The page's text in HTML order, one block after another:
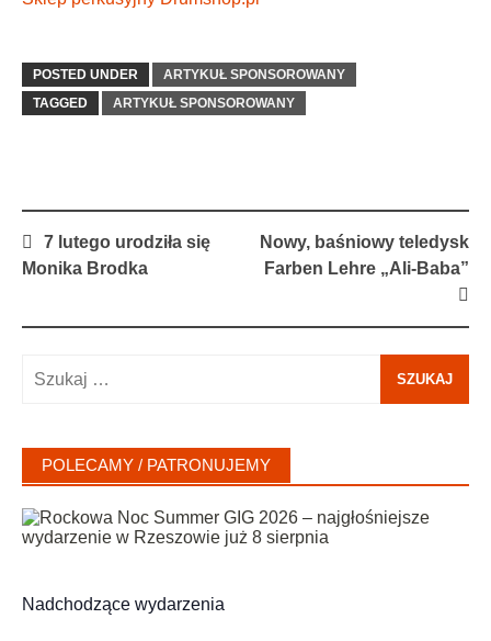
POSTED UNDER
ARTYKUŁ SPONSOROWANY
TAGGED
ARTYKUŁ SPONSOROWANY
Post
navigation
7 lutego urodziła się
Monika Brodka
Nowy, baśniowy teledysk
Farben Lehre „Ali-Baba”
POLECAMY / PATRONUJEMY
Nadchodzące wydarzenia